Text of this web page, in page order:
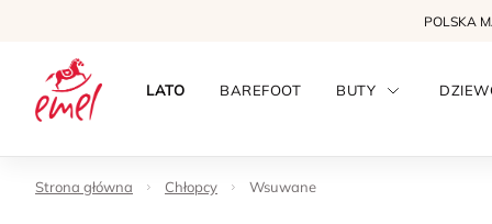
POLSKA
LATO BAREFOOT BUTY
Strona główna Chłopcy Wsuwane